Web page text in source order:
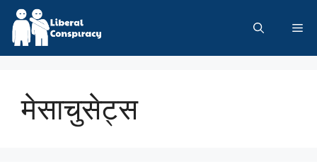
Skip
content
मेसाचुसेट्स